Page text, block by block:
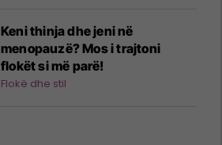
Keni thinja dhe jeni në
menopauzë? Mos i trajtoni
flokët si më parë!
Flokë dhe stil